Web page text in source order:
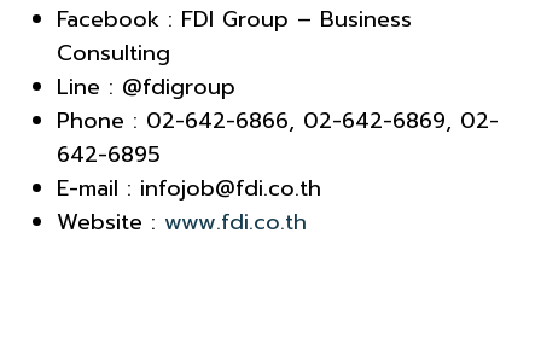
Facebook : FDI Group – Business
Consulting
Line : @fdigroup
Phone : 02-642-6866, 02-642-6869, 02-
642-6895
E-mail : infojob@fdi.co.th
Website : www.fdi.co.th